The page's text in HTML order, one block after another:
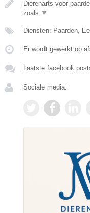
Dierenarts voor
zoals ▼
Diensten: Paarden,
Er wordt gewerkt op
Laatste facebook
Sociale media: